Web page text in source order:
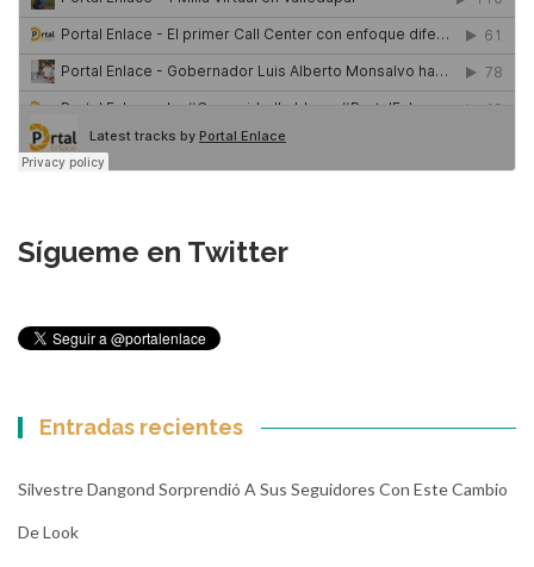
Sígueme en Twitter
Entradas recientes
Silvestre Dangond Sorprendió A Sus Seguidores Con Este Cambio
De Look